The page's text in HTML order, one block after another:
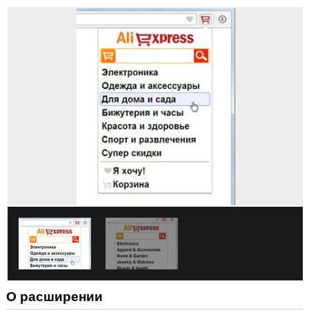
интернете.
О расширении